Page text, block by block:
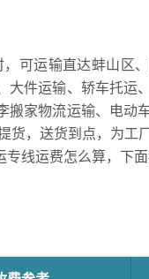
可运输直达蚌山区
大件运输、轿车托运
搬家物流运输、电动
货，送货到点，为工
线运费怎么算，下面